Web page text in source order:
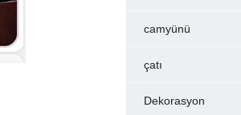
camyünü
çatı
Dekorasyon